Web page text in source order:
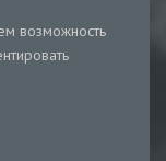
возможность